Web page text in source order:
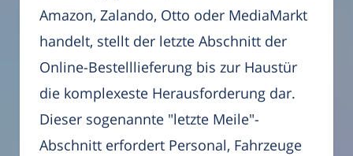
Amazon, Zalando, Otto oder MediaMarkt
handelt, stellt der letzte Abschnitt der
Online-Bestelllieferung bis zur Haustür
die komplexeste Herausforderung dar.
Dieser sogenannte "letzte Meile"-
Abschnitt erfordert Personal, Fahrzeuge